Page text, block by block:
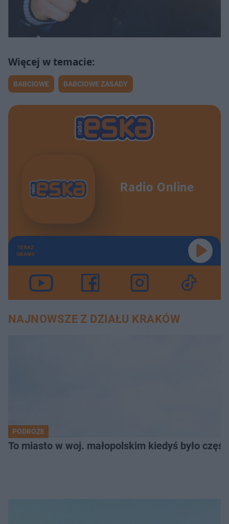
BABCIOWE BABCIOWE ZASADY
Radio Online
TERAZ
GRAMY
NAJNOWSZE Z DZIAŁU KRAKÓW
PODRÓŻE
To miasto w woj. małopolskim kiedyś było